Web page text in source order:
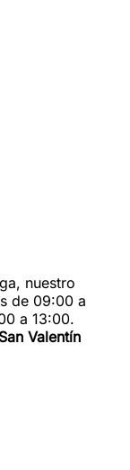
nuestro
de 09:00 a
a 13:00.
Valentín